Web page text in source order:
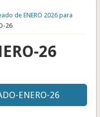
de ENERO 2026 para
26
26
ENERO-26